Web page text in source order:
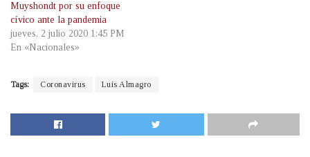
Muyshondt por su enfoque
cívico ante la pandemia
jueves, 2 julio 2020 1:45 PM
En «Nacionales»
Tags: Coronavirus Luis Almagro